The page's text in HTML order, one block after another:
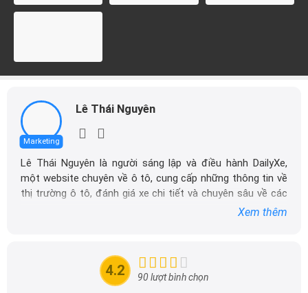
Marketing
Lê Thái Nguyên
Lê Thái Nguyên là người sáng lập và điều hành DailyXe,
một website chuyên về ô tô, cung cấp những thông tin về
thị trường ô tô, đánh giá xe chi tiết và chuyên sâu về các
đầu cho những người yêu thích ô tô tại Việt Nam. Hãy
theo dõi tôi để cập nhật thông tin về thị trường ô tô
Xem thêm
4.2 90 lượt bình chọn